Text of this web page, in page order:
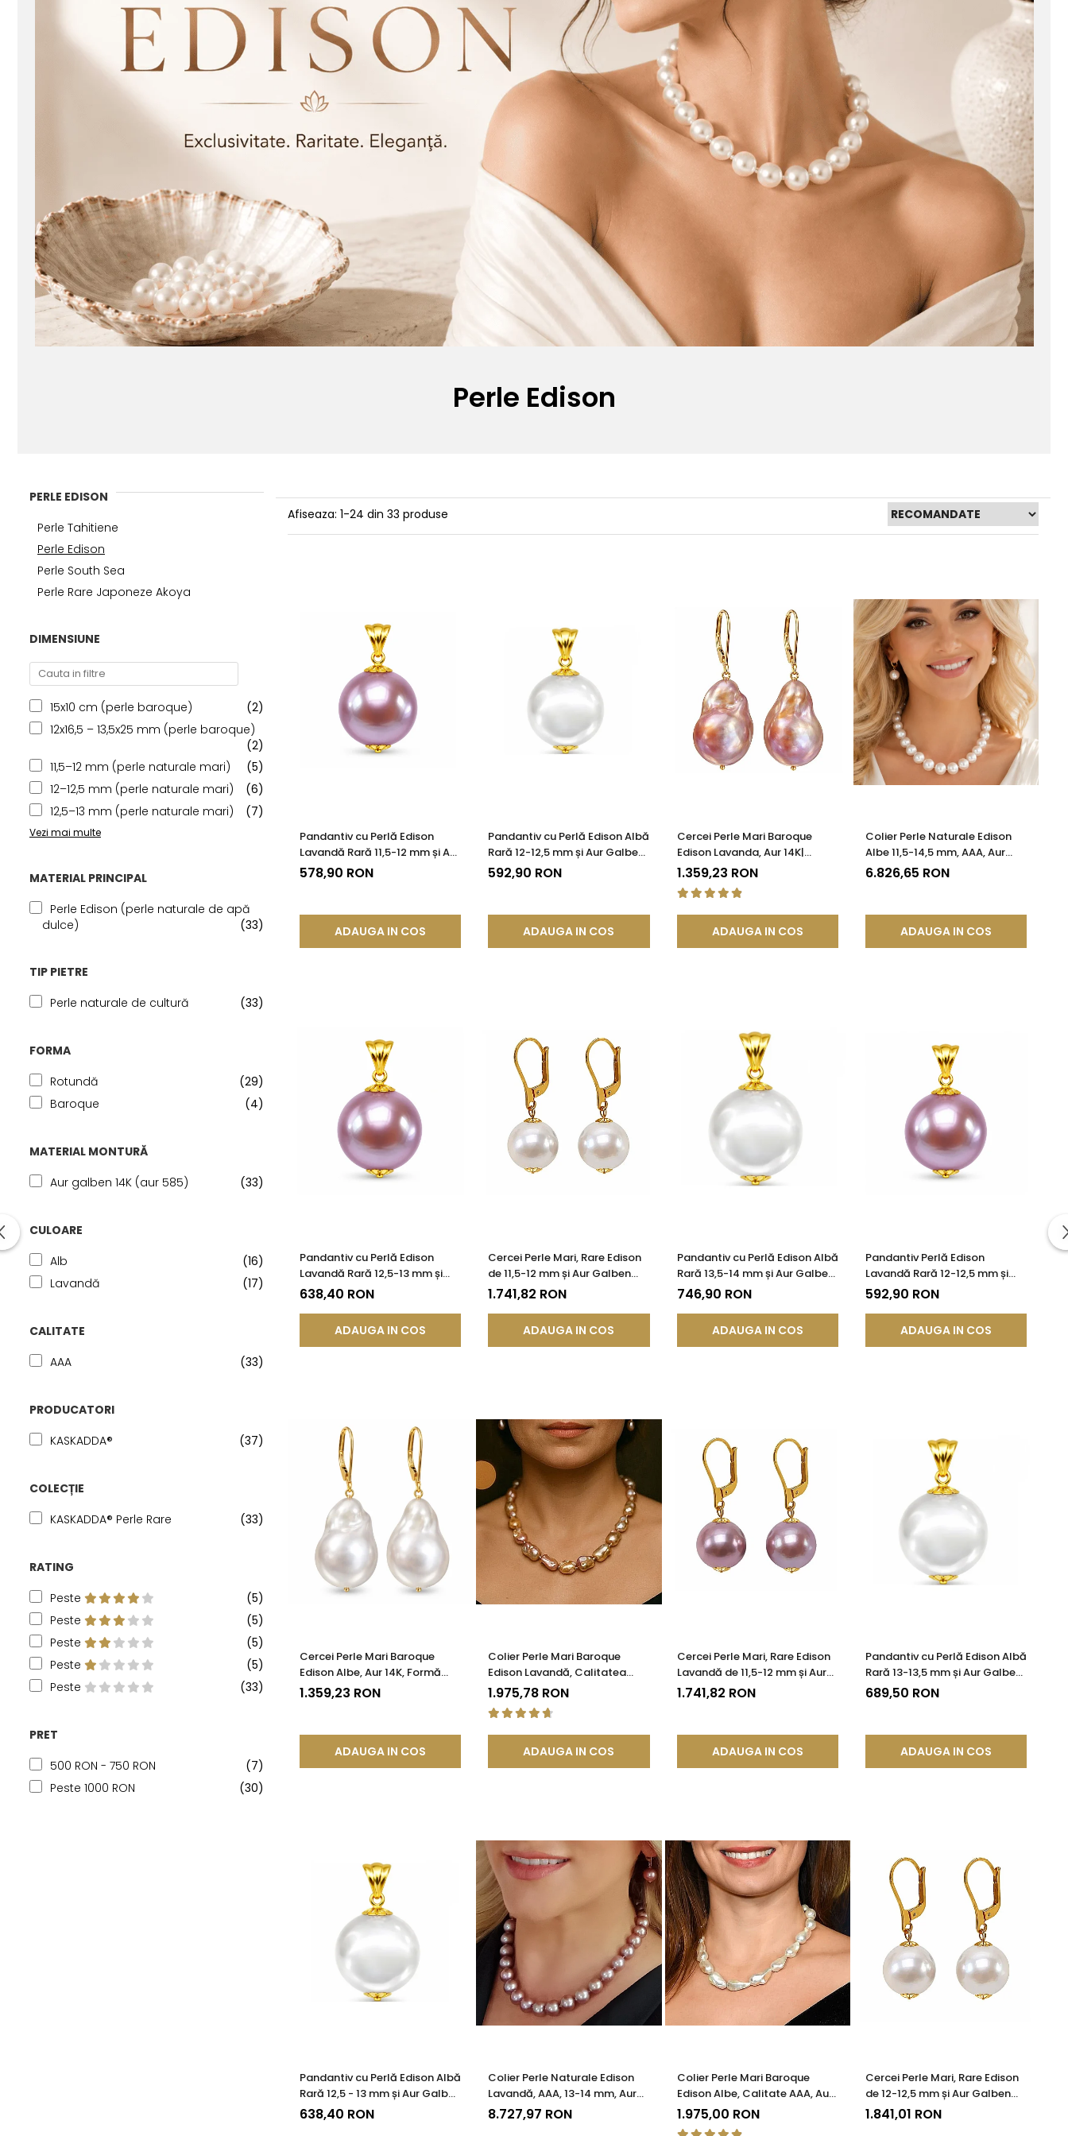
Seturi Perle cu Argint
Pandantive cu Perle
Perle Edison
PERLE EDISON
Perle Tahitiene
Perle Edison
Perle South Sea
Perle Rare Japoneze Akoya
DIMENSIUNE
15x10 cm (perle baroque)
(2)
12x16,5 – 13,5x25 mm (perle baroque)
(2)
11,5–12 mm (perle naturale mari)
(5)
12–12,5 mm (perle naturale mari)
(6)
12,5–13 mm (perle naturale mari)
(7)
Vezi mai multe
MATERIAL PRINCIPAL
Perle Edison (perle naturale de apă
dulce)
(33)
TIP PIETRE
Perle naturale de cultură
(33)
FORMA
Rotundă
(29)
Baroque
(4)
MATERIAL MONTURĂ
Aur galben 14K (aur 585)
(33)
CULOARE
Alb
(16)
Lavandă
(17)
CALITATE
AAA
(33)
PRODUCATORI
KASKADDA®
(37)
COLECȚIE
KASKADDA® Perle Rare
(33)
RATING
Peste
(5)
Peste
(5)
Peste
(5)
Peste
(5)
Peste
(33)
PRET
500 RON - 750 RON
(7)
Peste 1000 RON
(30)
Afiseaza: 1-24 din 33 produse
Pandantiv cu Perlă Edison
Lavandă Rară 11,5-12 mm și Aur
14K (aur 585) | KASKADDA®
578,90 RON
ADAUGA IN COS
Pandantiv cu Perlă Edison Albă
Rară 12-12,5 mm și Aur Galben
14K (aur 585) | KASKADDA®
592,90 RON
ADAUGA IN COS
Cercei Perle Mari Baroque
Edison Lavanda, Aur 14K|
KASKADDA®
1.359,23 RON
ADAUGA IN COS
Colier Perle Naturale Edison
Albe 11,5-14,5 mm, AAA, Aur
Galben 14K | KASKADDA®
6.826,65 RON
ADAUGA IN COS
Pandantiv cu Perlă Edison
Lavandă Rară 12,5-13 mm și
Aur Galben 14K (aur 585) |
638,40 RON
ADAUGA IN COS
Cercei Perle Mari, Rare Edison
de 11,5-12 mm și Aur Galben
14K, Bijuterie de Colecție|
1.741,82 RON
ADAUGA IN COS
Pandantiv cu Perlă Edison Albă
Rară 13,5-14 mm și Aur Galben
14K (aur 585) | KASKADDA®
746,90 RON
ADAUGA IN COS
Pandantiv Perlă Edison
Lavandă Rară 12-12,5 mm și
Aur 14K (aur 585) | KASKADDA®
592,90 RON
ADAUGA IN COS
Cercei Perle Mari Baroque
Edison Albe, Aur 14K, Formă
Organică | KASKADDA®
1.359,23 RON
ADAUGA IN COS
Colier Perle Mari Baroque
Edison Lavandă, Calitatea
AAA, Aur 14K | KASKADDA®
1.975,78 RON
ADAUGA IN COS
Cercei Perle Mari, Rare Edison
Lavandă de 11,5-12 mm și Aur
Galben 14K | KASKADDA®
1.741,82 RON
ADAUGA IN COS
Pandantiv cu Perlă Edison Albă
Rară 13-13,5 mm și Aur Galben
14K (aur 585) | KASKADDA®
689,50 RON
ADAUGA IN COS
Pandantiv cu Perlă Edison Albă
Rară 12,5 - 13 mm și Aur Galben
14K (aur 585) | KASKADDA®
638,40 RON
Colier Perle Naturale Edison
Lavandă, AAA, 13-14 mm, Aur
Alb 14K | KASKADDA®
8.727,97 RON
Colier Perle Mari Baroque
Edison Albe, Calitate AAA, Aur
14K | KASKADDA®
1.975,00 RON
Cercei Perle Mari, Rare Edison
de 12-12,5 mm și Aur Galben
14K, Rafinament Natural |
KASKADDA®
1.841,01 RON